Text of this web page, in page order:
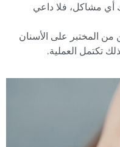
أي مشاكل، فلا داعي
من المختبر على الأسنان
تكتمل العملية.